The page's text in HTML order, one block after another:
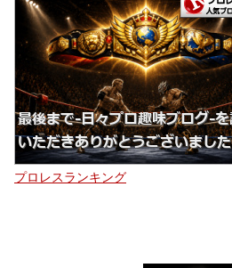
プロレスランキング